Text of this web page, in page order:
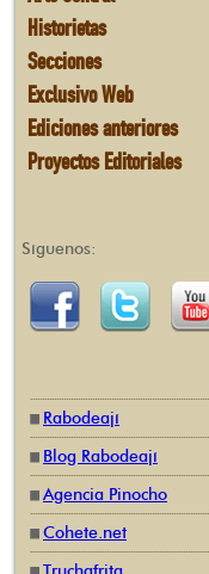
Historietas
Secciones
Exclusivo Web
Ediciones anteriores
Proyectos Editoriales
Síguenos:
Rabodeají
Blog Rabodeají
Agencia Pinocho
Cohete.net